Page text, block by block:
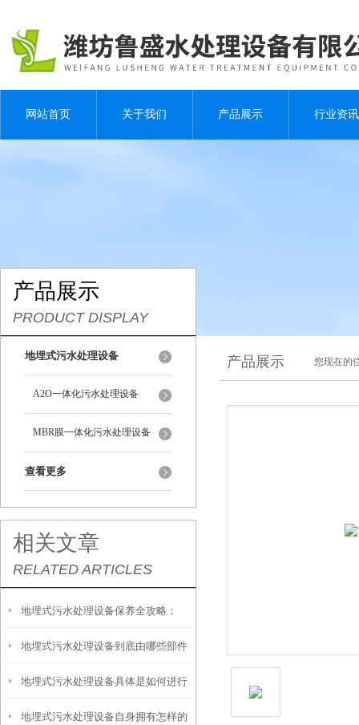
网站首页 关于我们 产品展示 行业资讯
产品展示
PRODUCT DISPLAY
地埋式污水处理设备
A2O一体化污水处理设备
MBR膜一体化污水处理设备
查看更多
相关文章
RELATED ARTICLES
地埋式污水处理设备保养全攻略：
让“地下卫士”持续高效运转
地埋式污水处理设备到底由哪些部件
撑起？核心结构一文拆解
地埋式污水处理设备具体是如何进行
安装的呢？
地埋式污水处理设备自身拥有怎样的
产品展示 您现在的